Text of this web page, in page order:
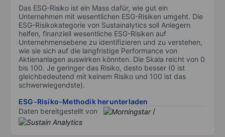
Das ESG-Risiko ist ein Mass dafür, wie gut ein
Unternehmen mit wesentlichen ESG-Risiken umgeht. Die
ESG-Risikokategorie von Sustainalytics soll Anlegern
helfen, finanziell wesentliche ESG-Risiken auf
Unternehmensebene zu identifizieren und zu verstehen,
wie sie sich auf die langfristige Performance von
Aktienanlagen auswirken könnten. Die Skala reicht von 0
bis 100. Je geringer das Risiko, desto besser (0 ist
gleichbedeutend mit keinem Risiko und 100 ist das
schwerwiegendste).
ESG-Risiko-Methodik herunterladen
Daten bereitgestellt von
/